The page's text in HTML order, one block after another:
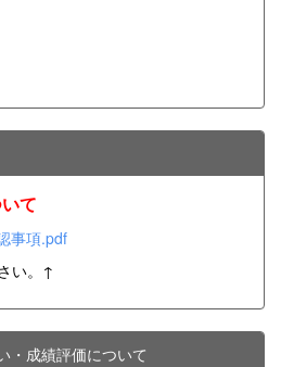
て
事項.pdf
い。↑
・成績評価について